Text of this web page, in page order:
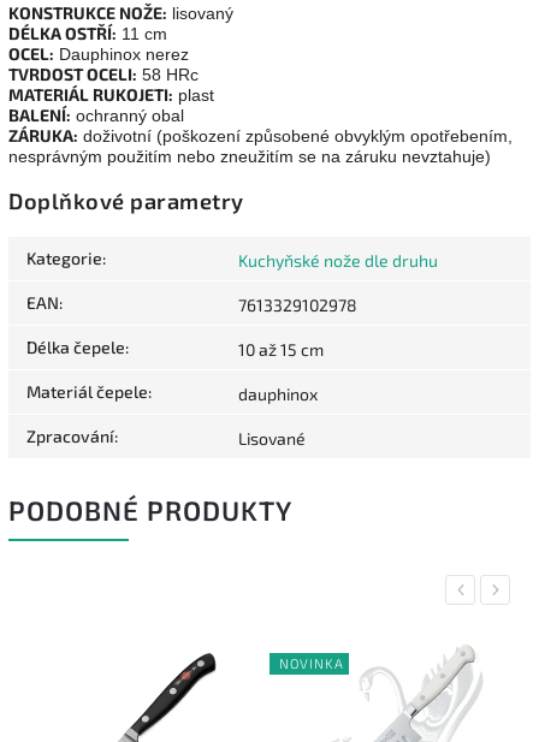
KONSTRUKCE NOŽE: lisovaný
DÉLKA OSTŘÍ: 11 cm
OCEL: Dauphinox nerez
TVRDOST OCELI: 58 HRc
MATERIÁL RUKOJETI: plast
BALENÍ: ochranný obal
ZÁRUKA: doživotní (poškození způsobené obvyklým opotřebením,
nesprávným použitím nebo zneužitím se na záruku nevztahuje)
Doplňkové parametry
Kategorie: Kuchyňské nože dle druhu
EAN: 7613329102978
Délka čepele: 10 až 15 cm
Materiál čepele: dauphinox
Zpracování: Lisované
PODOBNÉ PRODUKTY
Previous
NOVINKA
Next